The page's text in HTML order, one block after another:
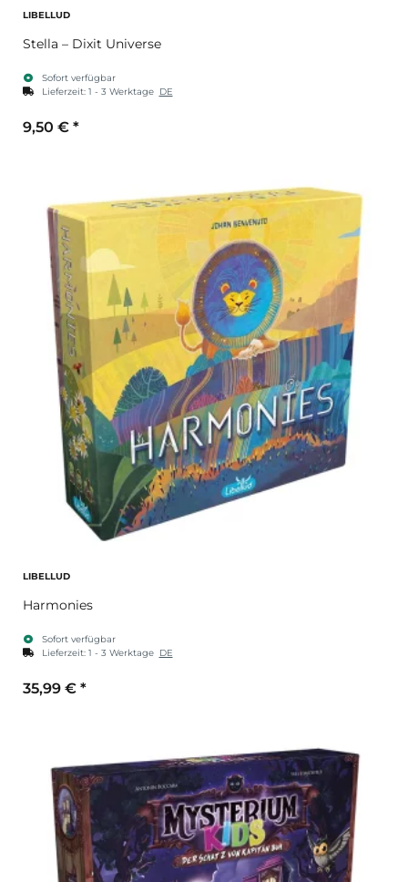
LIBELLUD
Stella – Dixit Universe
Sofort verfügbar
Lieferzeit: 1 - 3 Werktage DE
9,50 € *
LIBELLUD
Harmonies
Sofort verfügbar
Lieferzeit: 1 - 3 Werktage DE
35,99 € *